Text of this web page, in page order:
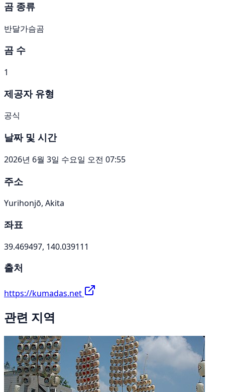
곰 종류
반달가슴곰
곰 수
1
제공자 유형
공식
날짜 및 시간
2026년 6월 3일 수요일 오전 07:55
주소
Yurihonjō, Akita
좌표
39.469497, 140.039111
출처
https://kumadas.net
관련 지역